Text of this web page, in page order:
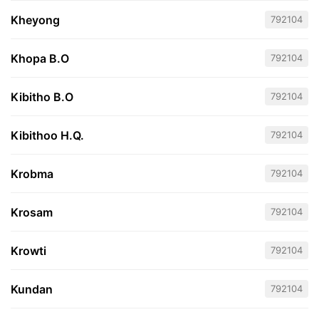
Kheyong 792104
Khopa B.O 792104
Kibitho B.O 792104
Kibithoo H.Q. 792104
Krobma 792104
Krosam 792104
Krowti 792104
Kundan 792104